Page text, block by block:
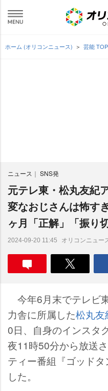
ホーム (オリコンニュース) 芸能 TOP
ニュース SNS発
元テレ東・松丸友紀
変なおじさんは怖す
ヶ月「正解」「振り
2024-09-20 11:45 オリコンニュー
今年6月末でテレビ
力舎に所属した松丸友
0日、自身のインスタ
夜11時50分から放送
ティー番組『ゴッド
した。